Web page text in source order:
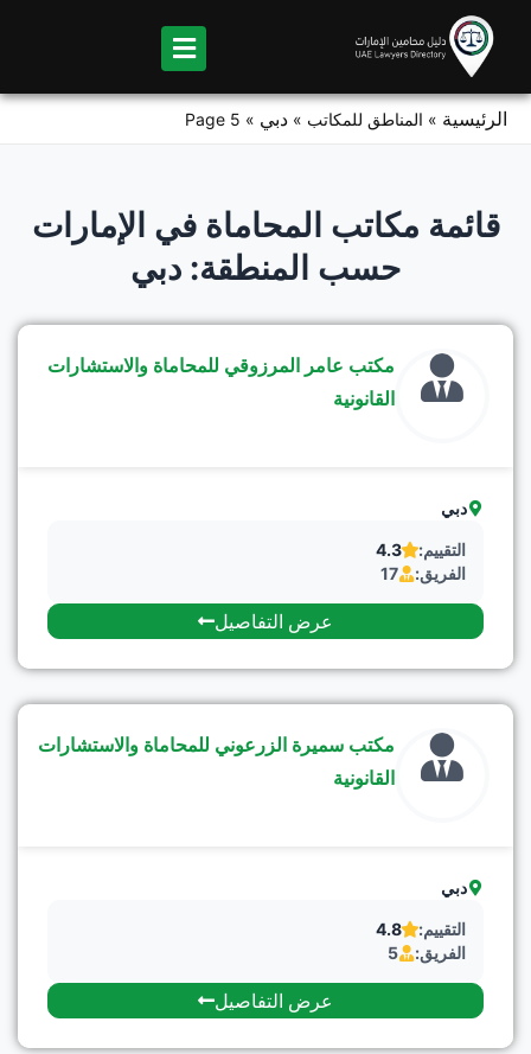
content
الرئيسية » المناطق للمكاتب » دبي »
Page 5
قائمة مكاتب المحاماة في الإمارات
حسب المنطقة: دبي
مكتب عامر المرزوقي للمحاماة والاستشارات
القانونية
دبي
التقييم:
4.3
الفريق:
17
عرض التفاصيل
مكتب سميرة الزرعوني للمحاماة والاستشارات
القانونية
دبي
التقييم:
4.8
الفريق:
5
عرض التفاصيل